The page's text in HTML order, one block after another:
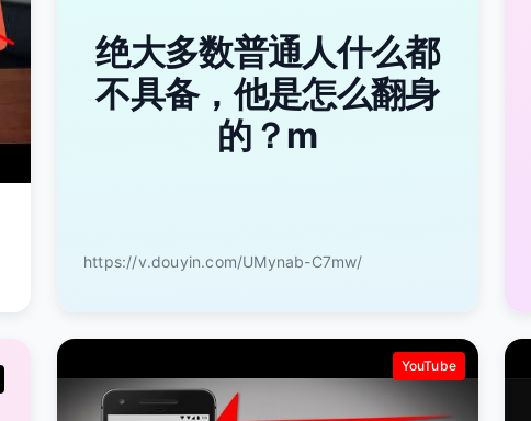
绝大多数普通人什么都
不具备，他是怎么翻身
的？m
https://v.douyin.com/UMynab-C7mw/
YouTube